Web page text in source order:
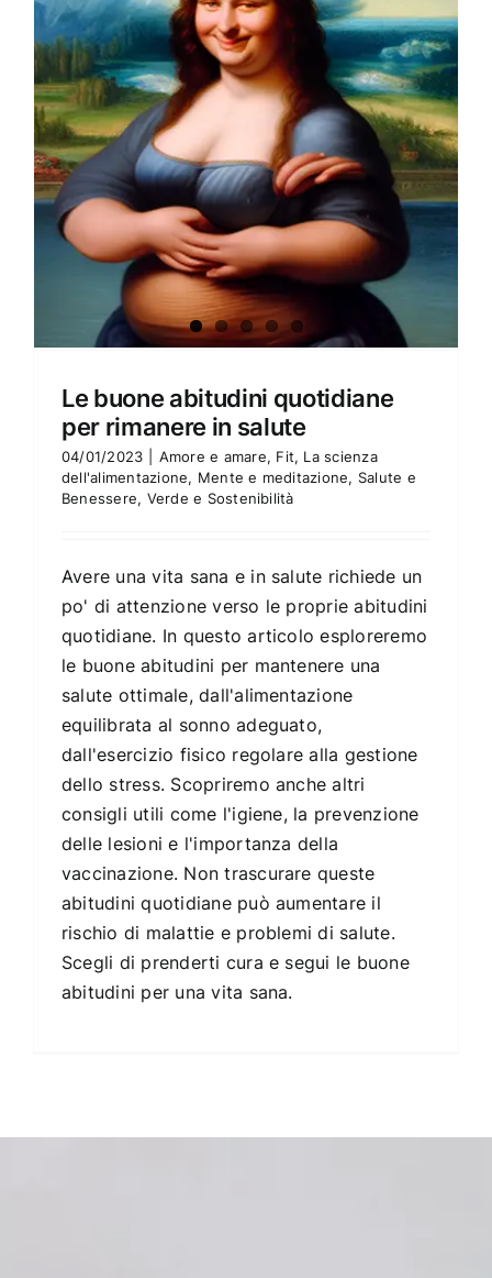
Amore e amare
Cucinare in modo sano
Verde e Sostenibilità
Articoli
Ciao sono Virginia
Contattami
Le buone abitudini quotidiane
per rimanere in salute
04/01/2023 Amore e amare, Fit, La scienza
dell'alimentazione, Mente e meditazione, Salute e
Benessere, Verde e Sostenibilità
Avere una vita sana e in salute richiede un
po' di attenzione verso le proprie abitudini
quotidiane. In questo articolo esploreremo
le buone abitudini per mantenere una
salute ottimale, dall'alimentazione
equilibrata al sonno adeguato,
dall'esercizio fisico regolare alla gestione
dello stress. Scopriremo anche altri
consigli utili come l'igiene, la prevenzione
delle lesioni e l'importanza della
vaccinazione. Non trascurare queste
abitudini quotidiane può aumentare il
rischio di malattie e problemi di salute.
Scegli di prenderti cura e segui le buone
abitudini per una vita sana.